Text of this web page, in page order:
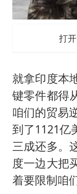
打
就拿印度本
键零件都得
咱们的贸易
到了1121亿
三成还多。
度一边大把
着要限制咱